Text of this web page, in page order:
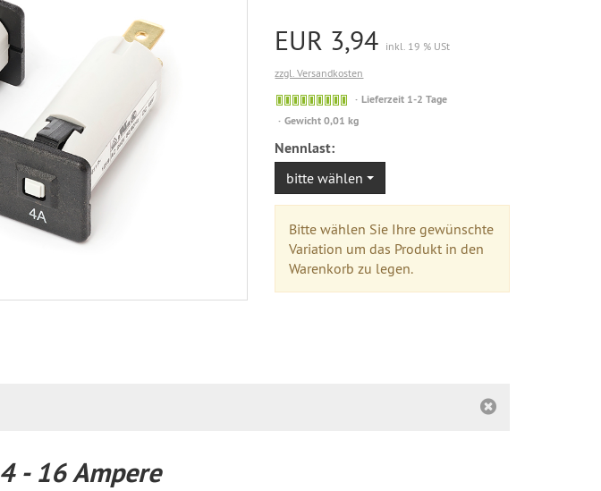
EUR 3,94 inkl. 19 % USt
zzgl. Versandkosten
Sofort
versandfähig,
ausreichende
Lieferzeit 1-2 Tage
Gewicht 0,01 kg
Nennlast:
bitte wählen
Bitte wählen Sie Ihre gewünschte
Variation um das Produkt in den
Warenkorb zu legen.
- 16 Ampere